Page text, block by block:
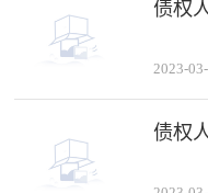
债权
2023-
债权